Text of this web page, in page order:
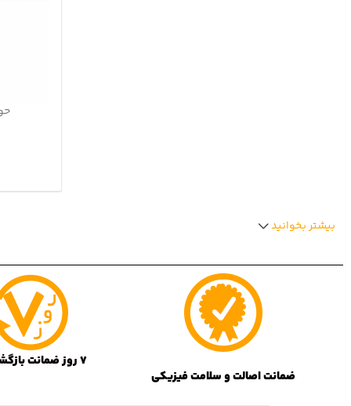
بیشتر بخوانید
ضمانت اصالت و سلامت فیزیکی
7 روز ضمانت بازگشت کالا